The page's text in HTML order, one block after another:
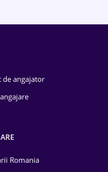
de angajator
Romania